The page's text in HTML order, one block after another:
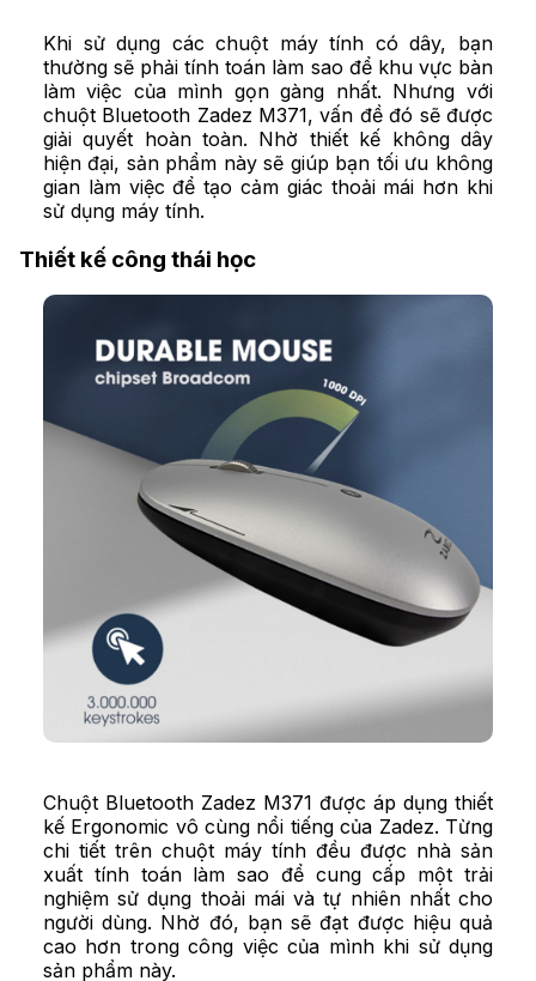
Khi sử dụng cácchuột máy tính có dây, bạn
thường sẽ phải tính toán làm sao để khu vực bàn
làm việc của mình gọn gàng nhất. Nhưng với
chuột Bluetooth Zadez M371, vấn đề đó sẽ được
giải quyết hoàn toàn. Nhờ thiết kế không dây
hiện đại, sản phẩm này sẽ giúp bạn tối ưu không
gian làm việc để tạo cảm giác thoải mái hơn khi
sử dụng máy tính.
Thiết kế công thái học
Chuột Bluetooth Zadez M371 được áp dụng thiết
kế Ergonomic vô cùng nổi tiếng của Zadez. Từng
chi tiết trên chuột máy tính đều được nhà sản
xuất tính toán làm sao để cung cấp một trải
nghiệm sử dụng thoải mái và tự nhiên nhất cho
người dùng. Nhờ đó, bạn sẽ đạt được hiệu quả
cao hơn trong công việc của mình khi sử dụng
sản phẩm này.